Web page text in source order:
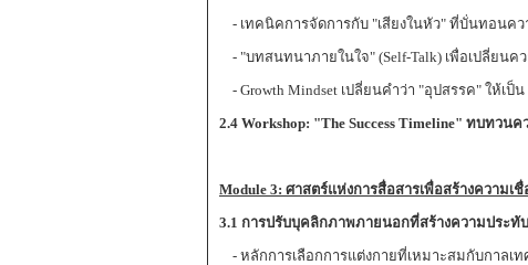
- เทคนิคการจัดการกับ "เสียงในหัว" ที่บั่นทอนคว
- "บทสนทนาภายในใจ" (Self-Talk) เพื่อเปลี่ยนค
- Growth Mindset เปลี่ยนคำว่า "อุปสรรค" ให้เป็
2.4 Workshop: "The Success Timeline" ทบทวนค
Module 3: ศาสตร์แห่งการสื่อสารเพื่อสร้างความเ
3.1 การปรับบุคลิกภาพภายนอกที่สร้างความประทั
- หลักการเลือกการแต่งกายที่เหมาะสมกับกาลเ